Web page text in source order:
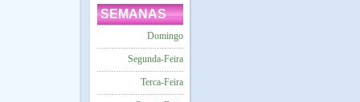
SEMANAS
Domingo
Segunda-Feira
Terca-Feira